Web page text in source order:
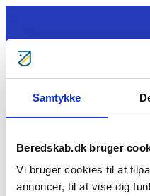
Samtykke
Beredskab.dk bruger
Vi bruger cookies til at
annoncer, til at vise dig
Tag ansvar
Bliv Brandmand
Kontakt
Søg